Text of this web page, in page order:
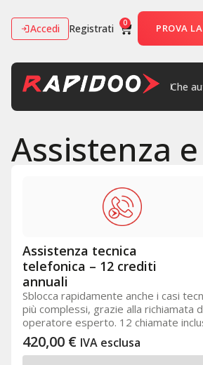
Accedi Registrati 0 PROVA
Che
Assistenza
Assistenza tecnica
telefonica – 12 crediti
annuali
Sblocca rapidamente anche i casi
più complessi, grazie alla richiamata
operatore esperto. 12 chiamate
420,00 € IVA esclusa